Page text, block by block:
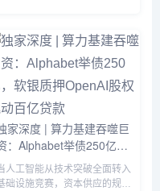
、苹果、京东方等头部厂商的
Micro LED生产线已实现小批量
货。与传统的LCD和OLED相
比，Micro LED在亮度、响应速
和功耗方面具有压倒性优势，
其是在户外强光环境下，其亮
可达20000nit以上，且寿命超
100000小时。业内分析师指
，今年
家深度 | 算力基建吞噬巨
：Alphabet举债250亿，
银质押OpenAI股权撬动
亿贷款
人工智能从技术突破全面转入
础设施竞赛，资本供应的规模